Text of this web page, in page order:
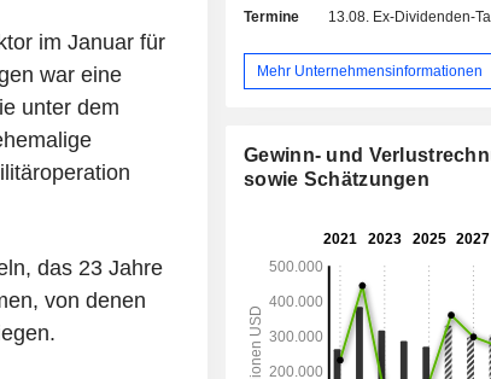
im Januar für
war eine
unter dem
das 23 Jahre
von denen
Phenole, Additive usw.); - Produktion von
erneuerbaren Quellen (12,9 %); - Exploration
und Förderung von Erdöl und Erdgas
(10,8 %), Europa
Asien/Ozeanien/Afrika (34 %),
Termine 13.08. Ex-Dividenden-Tag -
Mehr Unternehmensinformationen
Gewinn- und
sowie Schätzungen